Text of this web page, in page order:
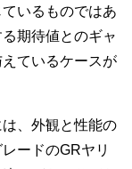
いるものではあ
期待値とのギャ
ているケースが
、外観と性能の
ードのGRヤリ